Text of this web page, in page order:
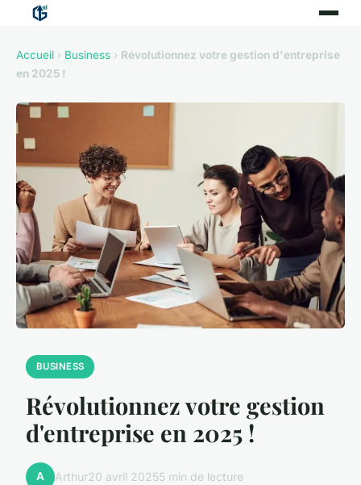
Accueil › Business › Révolutionnez votre gestion d'entreprise
en 2025 !
BUSINESS
Révolutionnez votre gestion
d'entreprise en 2025 !
A Arthur20 avril 20255 min de lecture